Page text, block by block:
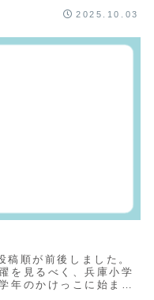
2025.10.03
順が前後しました。
を見るべく、兵庫小学
年のかけっこに始ま